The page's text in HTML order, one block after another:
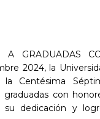
A GRADUADAS
2024, la
Centésima
con
su dedicación y